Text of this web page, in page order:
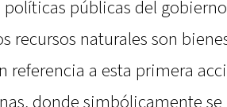
públicas del gobierno
recursos naturales son
referencia a esta primera
donde simbólicamente se